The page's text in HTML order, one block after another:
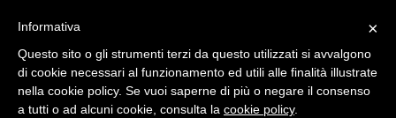
×
Informativa
Questo sito o gli strumenti terzi da questo utilizzati si avvalgono
di cookie necessari al funzionamento ed utili alle finalità illustrate
nella cookie policy. Se vuoi saperne di più o negare il consenso
a tutti o ad alcuni cookie, consulta la cookie policy.